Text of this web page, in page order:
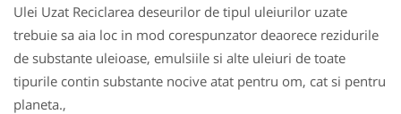
Ulei Uzat Reciclarea deseurilor de tipul uleiurilor uzate
trebuie sa aia loc in mod corespunzator deaorece rezidurile
de substante uleioase, emulsiile si alte uleiuri de toate
tipurile contin substante nocive atat pentru om, cat si pentru
planeta.,